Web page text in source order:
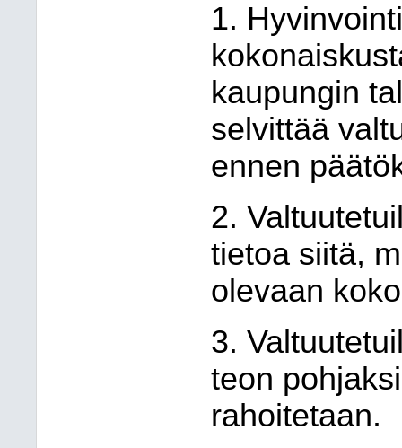
1.
kaupungin
selvittää
ennen
2.
tietoa siitä,
olevaan
3.
teon
rahoitetaan.